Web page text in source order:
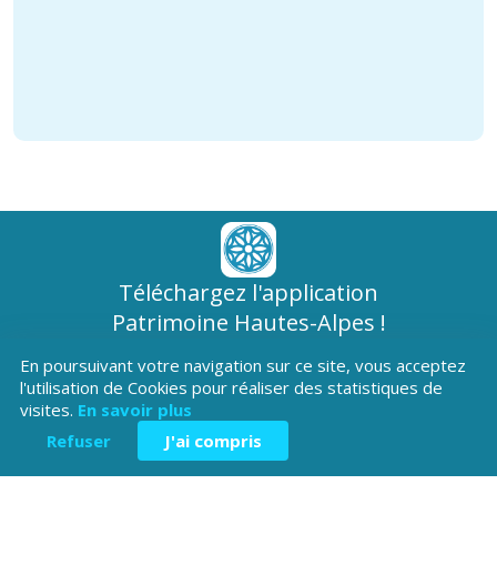
Téléchargez l'application
Patrimoine Hautes-Alpes !
En poursuivant votre navigation sur ce site, vous acceptez
l'utilisation de Cookies pour réaliser des statistiques de
visites. En savoir plus
Refuser
J'ai compris